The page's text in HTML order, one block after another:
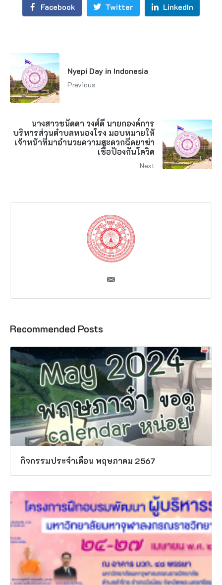
Facebook Twitter LinkedIn
Nyepi Day in Indonesia
Previous
นางสาวชนัดดา วงศ์ดี นายกองค์การ
บริหารส่วนตำบลหนองโรง มอบหมายให้
เจ้าหน้าที่มาอำนวยความสะดวกฉีดยาฆ่า
เชื้อป้องกันโควิด
Next
Recommended Posts
กิจกรรมประจำเดือน พฤษภาคม 2567